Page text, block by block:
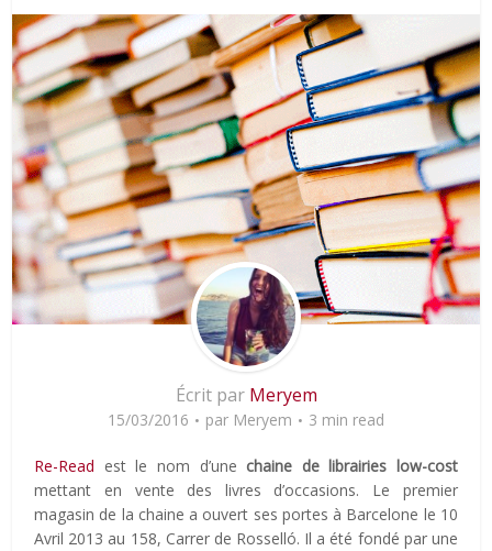
Écrit par Meryem
15/03/2016 par Meryem 3 min read
Re-Read est le nom d’une chaine de librairies low-cost
mettant en vente des livres d’occasions. Le premier
magasin de la chaine a ouvert ses portes à Barcelone le 10
Avril 2013 au 158, Carrer de Rosselló. Il a été fondé par une